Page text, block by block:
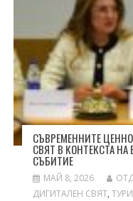
СЪВРЕМЕННИТЕ
СВЯТ В КОНТЕКСТА
СЪБИТИЕ
МАЙ 8, 2026
ДИГИТАЛЕН СВЯТ,